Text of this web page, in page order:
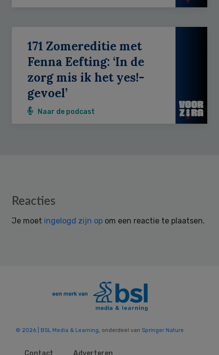
171 Zomereditie met
Fenna Eefting: ‘In de
zorg mis ik het yes!-
gevoel’
Naar de podcast
Reader
Reacties
Je moet ingelogd zijn op om een reactie te plaatsen.
© 2026 | BSL Media & Learning, onderdeel van Springer Nature
Contact Adverteren